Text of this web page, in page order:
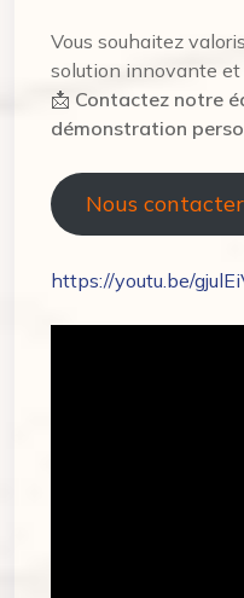
Vous souhaitez
solution innovante
📩 Contactez notre
démonstration
Nous contacter
https://youtu.be/